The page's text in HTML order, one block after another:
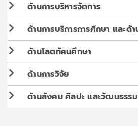
ด้านการบริหารจัดการ
ด้านการบริการการศึกษา และด้า
ด้านโสตทัศนศึกษา
ด้านการวิจัย
ด้านสังคม ศิลปะ และวัฒนธรรม